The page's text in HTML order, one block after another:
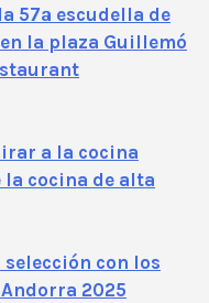
57ª escudella de
la plaza Guillemó
a la cocina
cocina de alta
con los
2025